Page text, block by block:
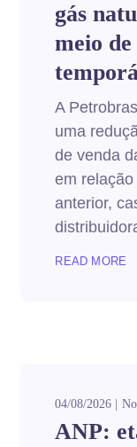
gás
meio
A
uma
de venda
em
anterior,
READ MORE
04/08/2026
ANP: